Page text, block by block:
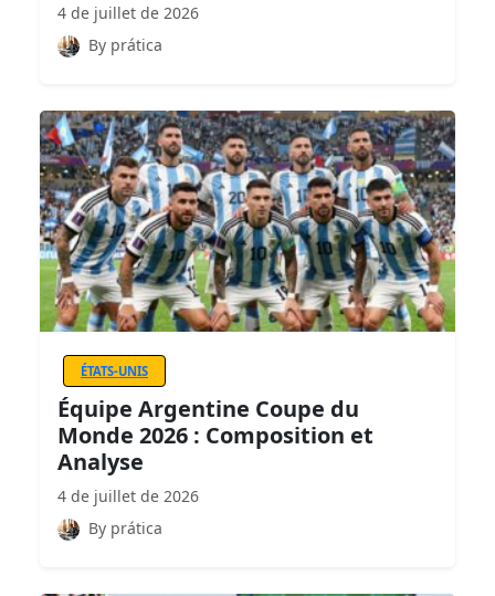
4 de juillet de 2026
By prática
ÉTATS-UNIS
Équipe Argentine Coupe du
Monde 2026 : Composition et
Analyse
4 de juillet de 2026
By prática